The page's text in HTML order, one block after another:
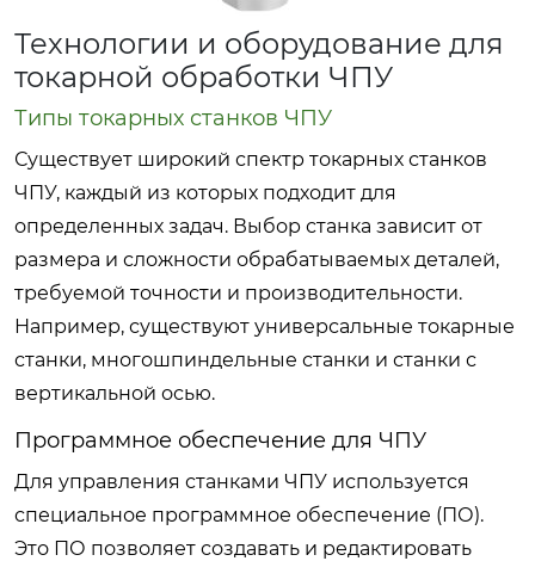
Технологии и оборудование для
токарной обработки ЧПУ
Типы токарных станков ЧПУ
Существует широкий спектр токарных станков
ЧПУ, каждый из которых подходит для
определенных задач. Выбор станка зависит от
размера и сложности обрабатываемых деталей,
требуемой точности и производительности.
Например, существуют универсальные токарные
станки, многошпиндельные станки и станки с
вертикальной осью.
Программное обеспечение для ЧПУ
Для управления станками ЧПУ используется
специальное программное обеспечение (ПО).
Это ПО позволяет создавать и редактировать